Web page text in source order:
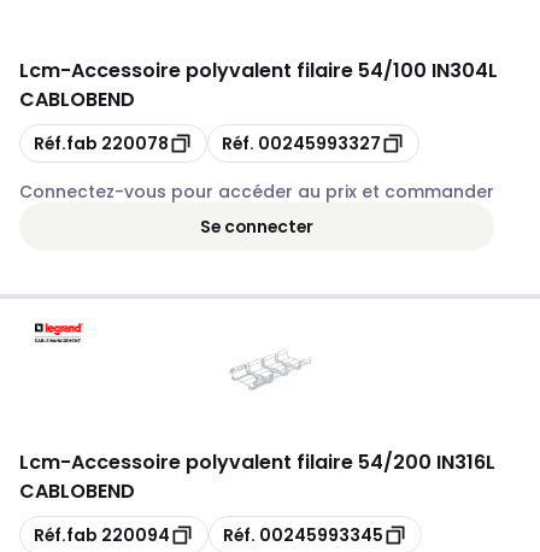
Lcm-Accessoire polyvalent filaire 54/100 IN304L
CABLOBEND
Copie
Réf.fab 220078 Copie
Réf. 00245993327
Connectez-vous pour accéder au prix et commander
Se connecter
Lcm-Accessoire polyvalent filaire 54/200 IN316L
CABLOBEND
Copie
Réf.fab 220094 Copie
Réf. 00245993345